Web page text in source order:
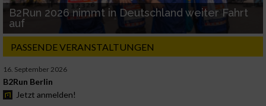
B2Run 2026 nimmt in Deutschland weiter Fahrt
auf
PASSENDE VERANSTALTUNGEN
16. September 2026
B2Run Berlin
Jetzt anmelden!